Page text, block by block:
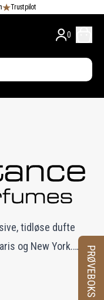
Trustpilot
0
tidløse dufte
og New York.
legemliggør
PRØVEBOKS